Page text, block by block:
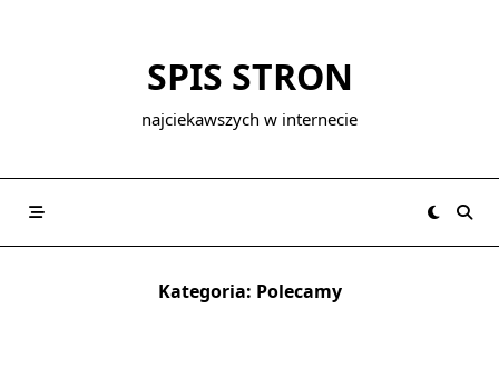
SPIS STRON
najciekawszych w internecie
Kategoria: Polecamy